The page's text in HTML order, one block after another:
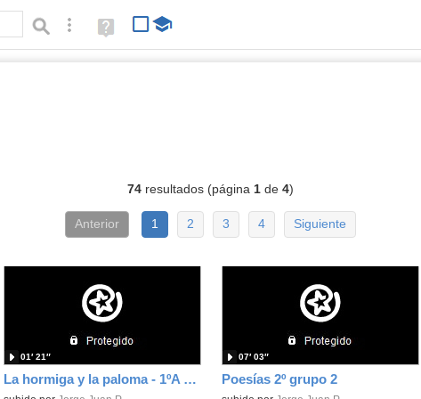
Búsqueda avanzada
Ayuda
(en
74resultados (página 1de 4)
Anterior 1 2 3 4 Siguiente
La hormiga y la paloma - 1ºA Grupo 1
01′ 21″
Poesías 2º grupo 2
07′ 03″